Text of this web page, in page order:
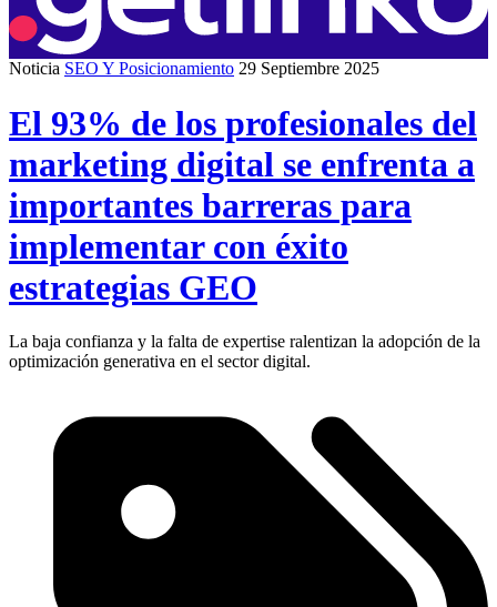
Noticia SEO Y Posicionamiento 29 Septiembre 2025
El 93% de los profesionales del
marketing digital se enfrenta a
importantes barreras para
implementar con éxito
estrategias GEO
La baja confianza y la falta de expertise ralentizan la adopción de la
optimización generativa en el sector digital.